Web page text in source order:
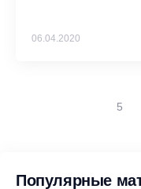
06.04.2020
5
Популярные